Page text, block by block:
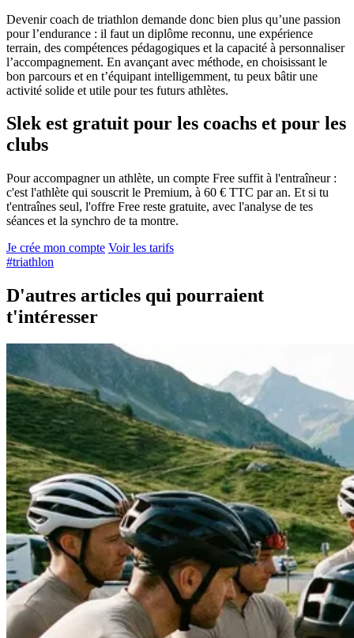
Devenir coach de triathlon demande donc bien plus qu’une passion
pour l’endurance : il faut un diplôme reconnu, une expérience
terrain, des compétences pédagogiques et la capacité à personnaliser
l’accompagnement. En avançant avec méthode, en choisissant le
bon parcours et en t’équipant intelligemment, tu peux bâtir une
activité solide et utile pour tes futurs athlètes.
Slek est gratuit pour les coachs et pour les
clubs
Pour accompagner un athlète, un compte Free suffit à l'entraîneur :
c'est l'athlète qui souscrit le Premium, à 60 € TTC par an. Et si tu
t'entraînes seul, l'offre Free reste gratuite, avec l'analyse de tes
séances et la synchro de ta montre.
Je crée mon compte Voir les tarifs
#triathlon
D'autres articles qui pourraient
t'intéresser